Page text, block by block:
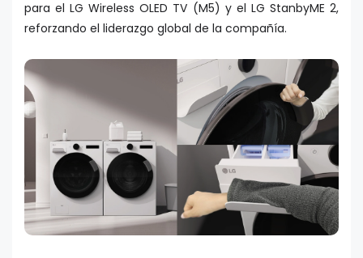
para el LG Wireless OLED TV (M5) y el LG StanbyME 2,
reforzando el liderazgo global de la compañía.